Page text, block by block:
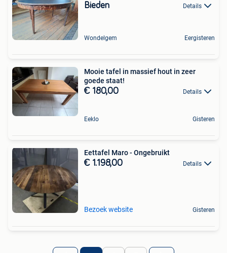
Bieden Details
Wondelgem Eergisteren
Mooie tafel in massief hout in zeer
goede staat!
€ 180,00 Details
Eeklo Gisteren
Eettafel Maro - Ongebruikt
€ 1.198,00 Details
Bezoek website Gisteren